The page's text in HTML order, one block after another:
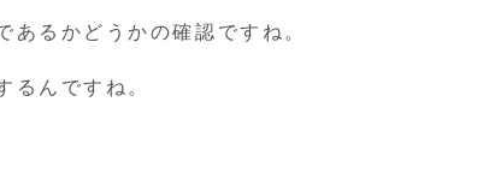
るかどうかの確認ですね。
るんですね。